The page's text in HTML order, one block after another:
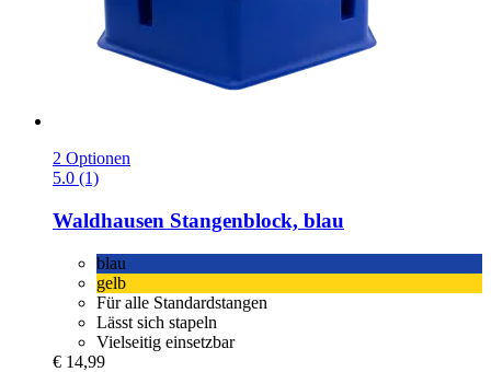
2 Optionen
5.0 (1)
Waldhausen Stangenblock, blau
blau
gelb
Für alle Standardstangen
Lässt sich stapeln
Vielseitig einsetzbar
€ 14,99